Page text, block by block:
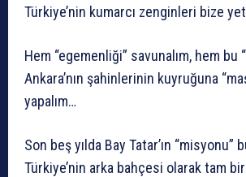
Türkiye’nin kumarcı zenginleri bize
Hem “egemenliği” savunalım, hem bu
Ankara’nın şahinlerinin kuyruğuna
yapalım…
Son beş yılda Bay Tatar’ın “misyonu”
Türkiye’nin arka bahçesi olarak tam